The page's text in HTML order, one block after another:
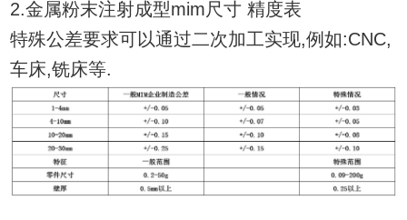
2.金属粉末注射成型mim尺寸 精度表
特殊公差要求可以通过二次加工实现,例如:CNC,
车床,铣床等.